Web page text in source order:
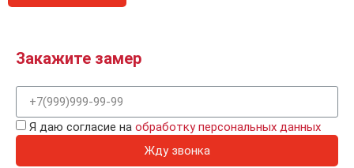
Закажите замер
Я даю согласие на обработку персональных данных
Жду звонка